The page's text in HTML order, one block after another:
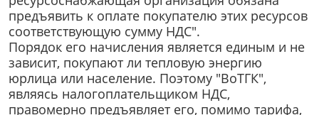
предъявить к оплате покупателю этих ресурсов
соответствующую сумму НДС".
Порядок его начисления является единым и не
зависит, покупают ли тепловую энергию
юрлица или население. Поэтому "ВоТГК",
являясь налогоплательщиком НДС,
правомерно предъявляет его, помимо тарифа,